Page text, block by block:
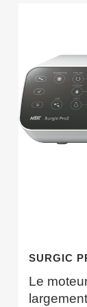
SURGIC
Le